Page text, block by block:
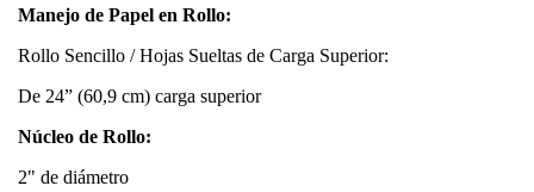
Manejo de Papel en Rollo:
Rollo Sencillo / Hojas Sueltas de Carga Superior:
De 24” (60,9 cm) carga superior
Núcleo de Rollo:
2" de diámetro